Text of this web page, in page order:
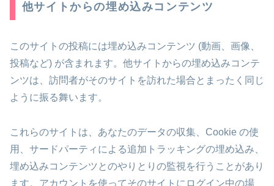
他サイトからの埋め込みコンテンツ
このサイトの投稿には埋め込みコンテンツ (動画、画像、
投稿など) が含まれます。他サイトからの埋め込みコンテ
ンツは、訪問者がそのサイトを訪れた場合とまったく同じ
ように振る舞います。
これらのサイトは、あなたのデータの収集、Cookie の使
用、サードパーティによる追加トラッキングの埋め込み、
埋め込みコンテンツとのやりとりの監視を行うことがあり
ます。アカウントを使ってそのサイトにログイン中の場